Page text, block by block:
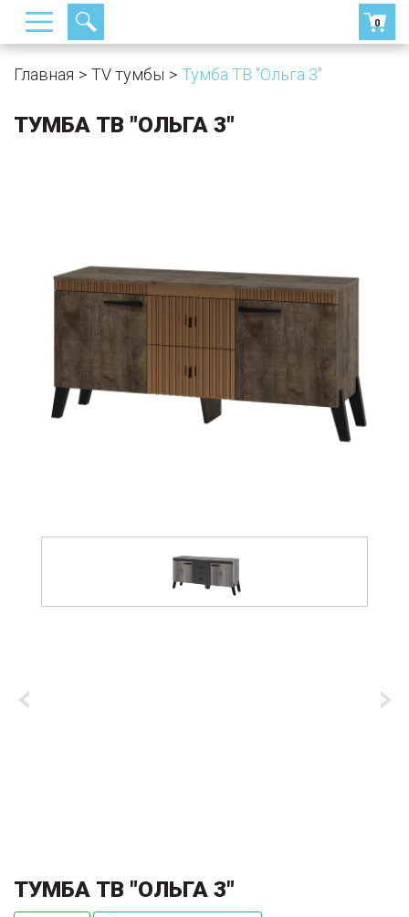
0
Главная TV тумбы Тумба ТВ "Ольга 3"
ТУМБА ТВ "ОЛЬГА 3"
ТУМБА ТВ "ОЛЬГА 3"